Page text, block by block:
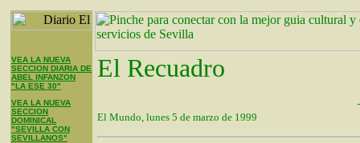
VEA LA NUEVA
SECCION DIARIA DE
ABEL INFANZON
"LA ESE 30"
VEA LA NUEVA
SECCION
DOMINICAL
"SEVILLA CON
SEVILLANOS"
El Recuadro
El Mundo, lunes 5 de marzo de 1999